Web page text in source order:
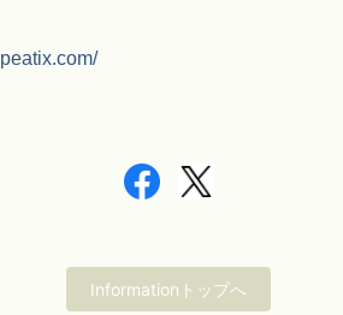
Informationトップへ